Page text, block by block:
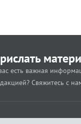
есть важная
Свяжитесь с